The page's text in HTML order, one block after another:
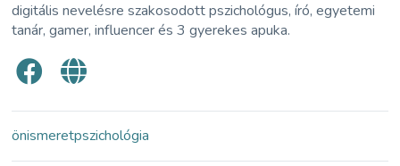
digitális nevelésre szakosodott pszichológus, író, egyetemi
tanár, gamer, influencer és 3 gyerekes apuka.
önismeretpszichológia